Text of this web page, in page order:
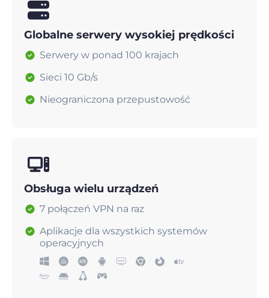
Globalne serwery wysokiej prędkości
Serwery w ponad 100 krajach
Sieci 10 Gb/s
Nieograniczona przepustowość
Obsługa wielu urządzeń
7 połączeń VPN na raz
Aplikacje dla wszystkich systemów
operacyjnych